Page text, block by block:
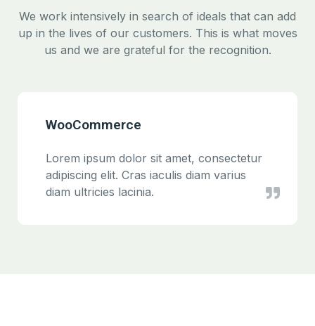
We work intensively in search of ideals that can add
up in the lives of our customers. This is what moves
us and we are grateful for the recognition.
WooCommerce
Lorem ipsum dolor sit amet, consectetur
adipiscing elit. Cras iaculis diam varius
diam ultricies lacinia.